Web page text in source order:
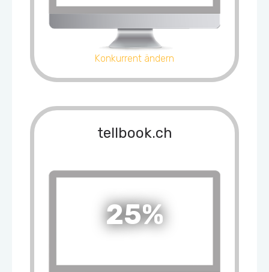
Konkurrent ändern
tellbook.ch
25%